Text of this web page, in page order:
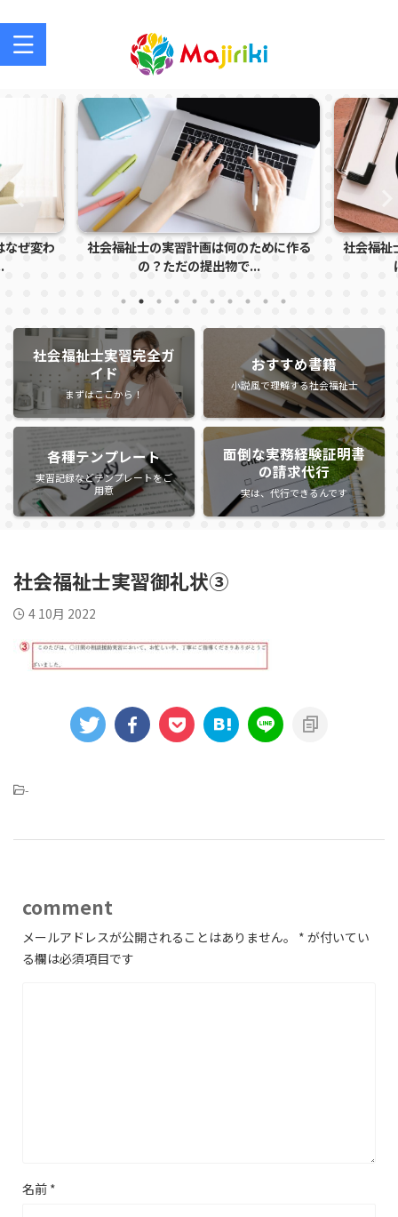
なぜ変わ
社会福祉士の実習計画は何のために作る
の？ただの提出物で...
社会福祉
社会福祉士実習完全ガ
イド
まずはここから！
おすすめ書籍
小説風で理解する社会福祉士
各種テンプレート
実習記録などテンプレートをご
用意
面倒な実務経験証明書
の請求代行
実は、代行できるんです
社会福祉士実習御礼状③
4 10月 2022
-
comment
メールアドレスが公開されることはありません。 * が付いてい
る欄は必須項目です
名前 *